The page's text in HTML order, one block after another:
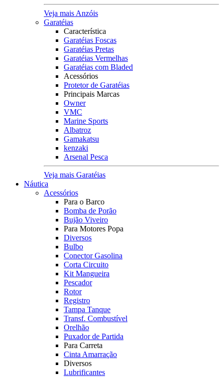
Veja mais Anzóis
Garatéias
Característica
Garatéias Foscas
Garatéias Pretas
Garatéias Vermelhas
Garatéias com Bladed
Acessórios
Protetor de Garatéias
Principais Marcas
Owner
VMC
Marine Sports
Albatroz
Gamakatsu
kenzaki
Arsenal Pesca
Veja mais Garatéias
Náutica
Acessórios
Para o Barco
Bomba de Porão
Bujão Viveiro
Para Motores Popa
Diversos
Bulbo
Conector Gasolina
Corta Circuito
Kit Mangueira
Pescador
Rotor
Registro
Tampa Tanque
Transf. Combustível
Orelhão
Puxador de Partida
Para Carreta
Cinta Amarração
Diversos
Lubrificantes